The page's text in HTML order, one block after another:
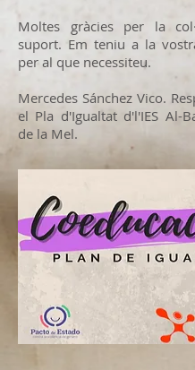
Moltes gràcies per la
suport. Em teniu a la
per al que necessiteu.
Mercedes Sánchez Vico.
el Pla d'Igualtat d'l'IES Al-
de la Mel.